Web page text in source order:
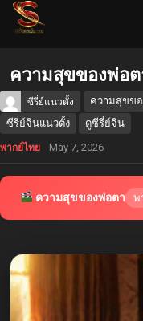
ความสุขของพ่อ
ซีรี่ย์แนวตั้ง ความสุขข
ซีรี่ย์จีนแนวตั้ง
ดูซีรี่ย์จีน
พากย์ไทย May 7, 2026
ความสุขของพ่อตา พ